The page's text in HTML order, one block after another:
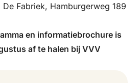
Fabriek, Hamburgerweg 189
en informatiebrochure is
af te halen bij VVV